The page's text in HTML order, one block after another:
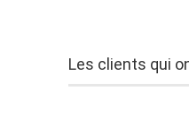
Les clients qui